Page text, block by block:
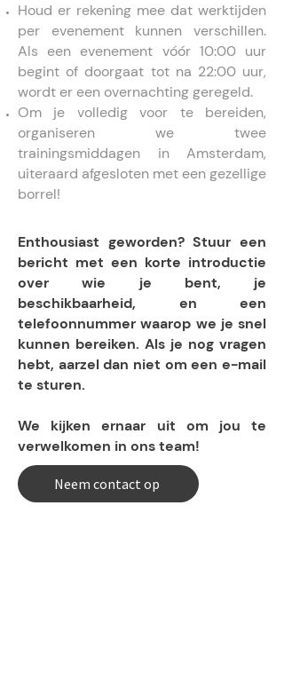
Houd er rekening mee dat werktijden
per evenement kunnen verschillen.
Als een evenement vóór 10:00 uur
begint of doorgaat tot na 22:00 uur,
wordt er een overnachting geregeld.
Om je volledig voor te bereiden,
organiseren we twee
trainingsmiddagen in Amsterdam,
uiteraard afgesloten met een gezellige
borrel!
Enthousiast geworden? Stuur een
bericht met een korte introductie
over wie je bent, je
beschikbaarheid, en een
telefoonnummer waarop we je snel
kunnen bereiken. Als je nog vragen
hebt, aarzel dan niet om een e-mail
te sturen.
We kijken ernaar uit om jou te
verwelkomen in ons team!
Neem contact op